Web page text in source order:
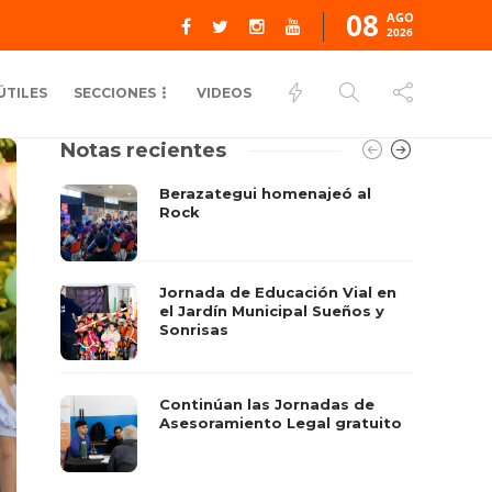
08 AGO
2026
SECCIONES VIDEOS
Notas recientes
Berazategui homenajeó al
Rock
Jornada de Educación Vial en
el Jardín Municipal Sueños y
Sonrisas
Continúan las Jornadas de
Asesoramiento Legal gratuito